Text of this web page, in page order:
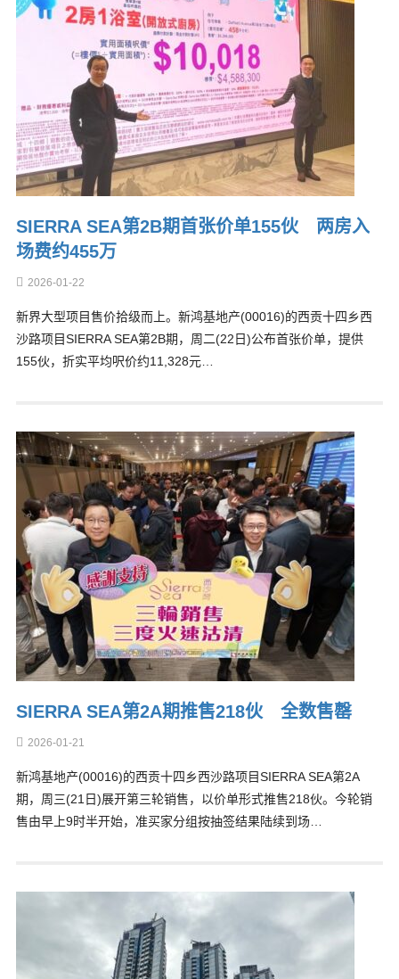
SIERRA SEA第2B期首张价单155伙 两房入
场费约455万
2026-01-22
新界大型项目售价拾级而上。新鸿基地产(00016)的西贡十四乡西
沙路项目SIERRA SEA第2B期，周二(22日)公布首张价单，提供
155伙，折实平均呎价约11,328元…
SIERRA SEA第2A期推售218伙 全数售罄
2026-01-21
新鸿基地产(00016)的西贡十四乡西沙路项目SIERRA SEA第2A
期，周三(21日)展开第三轮销售，以价单形式推售218伙。今轮销
售由早上9时半开始，准买家分组按抽签结果陆续到场…